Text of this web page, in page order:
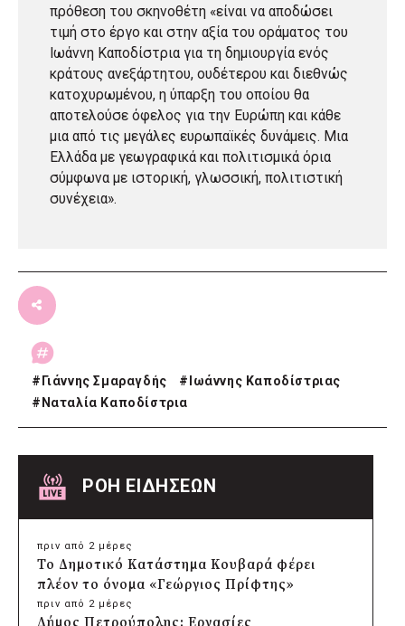
πρόθεση του σκηνοθέτη «είναι να αποδώσει
τιμή στο έργο και στην αξία του οράματος του
Ιωάννη Καποδίστρια για τη δημιουργία ενός
κράτους ανεξάρτητου, ουδέτερου και διεθνώς
κατοχυρωμένου, η ύπαρξη του οποίου θα
αποτελούσε όφελος για την Ευρώπη και κάθε
μια από τις μεγάλες ευρωπαϊκές δυνάμεις. Μια
Ελλάδα με γεωγραφικά και πολιτισμικά όρια
σύμφωνα με ιστορική, γλωσσική, πολιτιστική
συνέχεια».
# Γιάννης Σμαραγδής # Ιωάννης Καποδίστριας
# Ναταλία Καποδίστρια
ΡΟΗ ΕΙΔΗΣΕΩΝ
πριν από 2 μέρες
Το Δημοτικό Κατάστημα Κουβαρά φέρει
πλέον το όνομα «Γεώργιος Πρίφτης»
πριν από 2 μέρες
Δήμος Πετρούπολης: Εργασίες